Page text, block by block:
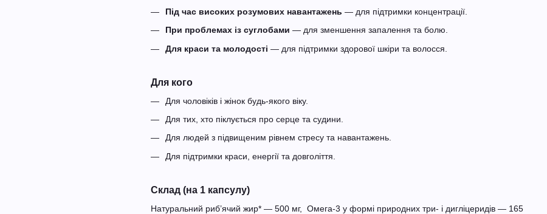
Під час високих розумових навантажень — для підтримки концентрації.
При проблемах із суглобами — для зменшення запалення та болю.
Для краси та молодості — для підтримки здорової шкіри та волосся.
Для кого
Для чоловіків і жінок будь-якого віку.
Для тих, хто піклується про серце та судини.
Для людей з підвищеним рівнем стресу та навантажень.
Для підтримки краси, енергії та довголіття.
Склад (на 1 капсулу)
Натуральний риб’ячий жир* — 500 мг, Омега-3 у формі природних три- і дигліцеридів — 165